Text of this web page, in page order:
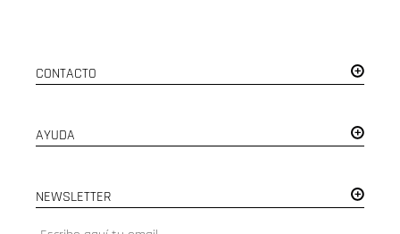
CONTACTO
AYUDA
NEWSLETTER